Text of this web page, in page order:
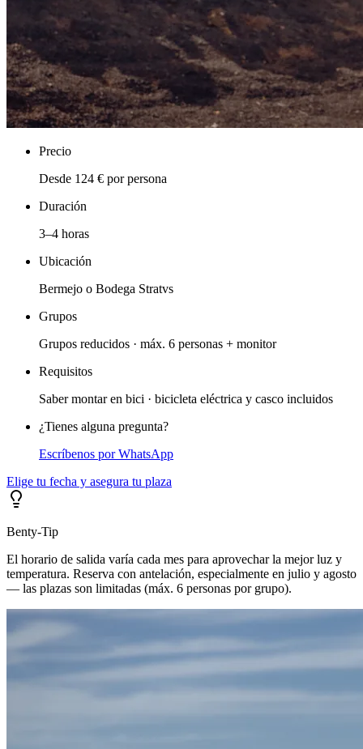
Precio
Desde 124 € por persona
Duración
3–4 horas
Ubicación
Bermejo o Bodega Stratvs
Grupos
Grupos reducidos · máx. 6 personas + monitor
Requisitos
Saber montar en bici · bicicleta eléctrica y casco incluidos
¿Tienes alguna pregunta?
Escríbenos por WhatsApp
Elige tu fecha y asegura tu plaza
Benty-Tip
El horario de salida varía cada mes para aprovechar la mejor luz y
temperatura. Reserva con antelación, especialmente en julio y agosto
— las plazas son limitadas (máx. 6 personas por grupo).